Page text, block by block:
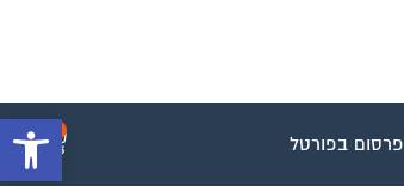
פתח פרסום בפורטל